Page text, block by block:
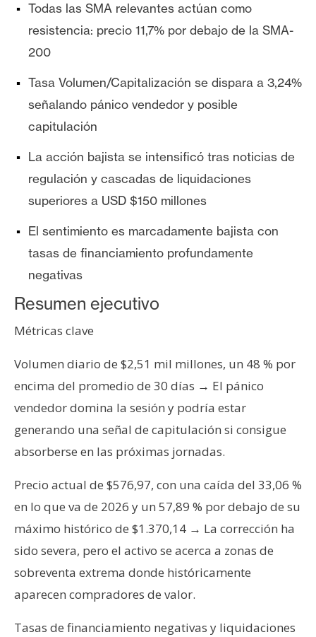
C
o
a
c
t
y
P
b
l
c
i
d
a
d
Todas las SMA relevantes actúan como
resistencia: precio 11,7% por debajo de la SMA-
200
Tasa Volumen/Capitalización se dispara a 3,24%
señalando pánico vendedor y posible
capitulación
La acción bajista se intensificó tras noticias de
regulación y cascadas de liquidaciones
superiores a USD $150 millones
El sentimiento es marcadamente bajista con
tasas de financiamiento profundamente
negativas
Resumen ejecutivo
Métricas clave
Volumen diario de $2,51 mil millones, un 48 % por
encima del promedio de 30 días → El pánico
vendedor domina la sesión y podría estar
generando una señal de capitulación si consigue
absorberse en las próximas jornadas.
Precio actual de $576,97, con una caída del 33,06 %
en lo que va de 2026 y un 57,89 % por debajo de su
máximo histórico de $1.370,14 → La corrección ha
sido severa, pero el activo se acerca a zonas de
sobreventa extrema donde históricamente
aparecen compradores de valor.
Tasas de financiamiento negativas y liquidaciones